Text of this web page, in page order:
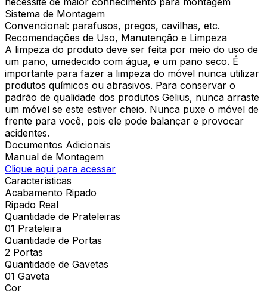
Sistema de Montagem
Convencional: parafusos, pregos, cavilhas, etc.
Recomendações de Uso, Manutenção e Limpeza
A limpeza do produto deve ser feita por meio do uso de
um pano, umedecido com água, e um pano seco. É
importante para fazer a limpeza do móvel nunca utilizar
produtos químicos ou abrasivos. Para conservar o
padrão de qualidade dos produtos Gelius, nunca arraste
um móvel se este estiver cheio. Nunca puxe o móvel de
frente para você, pois ele pode balançar e provocar
acidentes.
Documentos Adicionais
Manual de Montagem
Clique aqui para acessar
Características
Acabamento Ripado
Ripado Real
Quantidade de Prateleiras
01 Prateleira
Quantidade de Portas
2 Portas
Quantidade de Gavetas
01 Gaveta
Cor